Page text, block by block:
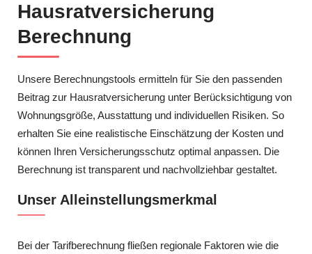
Hausratversicherung
Berechnung
Unsere Berechnungstools ermitteln für Sie den passenden
Beitrag zur Hausratversicherung unter Berücksichtigung von
Wohnungsgröße, Ausstattung und individuellen Risiken. So
erhalten Sie eine realistische Einschätzung der Kosten und
können Ihren Versicherungsschutz optimal anpassen. Die
Berechnung ist transparent und nachvollziehbar gestaltet.
Unser Alleinstellungsmerkmal
Bei der Tarifberechnung fließen regionale Faktoren wie die